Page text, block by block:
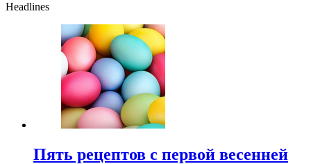
Headlines
Пять рецептов с первой весенней